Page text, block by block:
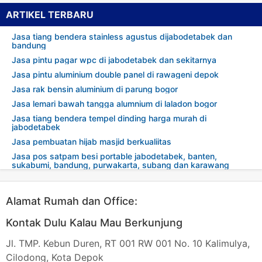
ARTIKEL TERBARU
Jasa tiang bendera stainless agustus dijabodetabek dan
bandung
Jasa pintu pagar wpc di jabodetabek dan sekitarnya
Jasa pintu aluminium double panel di rawageni depok
Jasa rak bensin aluminium di parung bogor
Jasa lemari bawah tangga alumnium di laladon bogor
Jasa tiang bendera tempel dinding harga murah di
jabodetabek
Jasa pembuatan hijab masjid berkualiitas
Jasa pos satpam besi portable jabodetabek, banten,
sukabumi, bandung, purwakarta, subang dan karawang
Alamat Rumah dan Office:
Kontak Dulu Kalau Mau Berkunjung
Jl. TMP. Kebun Duren, RT 001 RW 001 No. 10 Kalimulya,
Cilodong, Kota Depok